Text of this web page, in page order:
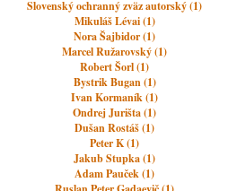
Slovenský ochranný zväz autorský (1)
Mikuláš Lévai (1)
Nora Šajbidor (1)
Marcel Ružarovský (1)
Robert Šorl (1)
Bystrik Bugan (1)
Ivan Kormaník (1)
Ondrej Jurišta (1)
Dušan Rostáš (1)
Peter K (1)
Jakub Stupka (1)
Adam Pauček (1)